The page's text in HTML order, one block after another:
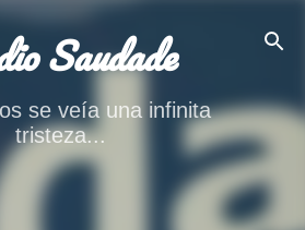
Saudade
se veía una infinita
tristeza...